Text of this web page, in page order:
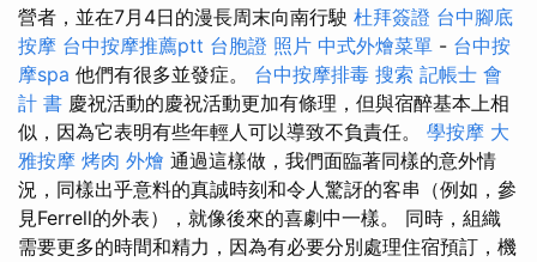
營者，並在7月4日的漫長周末向南行駛 杜拜簽證 台中腳底
按摩 台中按摩推薦ptt 台胞證 照片 中式外燴菜單 - 台中按
摩spa 他們有很多並發症。 台中按摩排毒 搜索 記帳士 會
計 書 慶祝活動的慶祝活動更加有條理，但與宿醉基本上相
似，因為它表明有些年輕人可以導致不負責任。 學按摩 大
雅按摩 烤肉 外燴 通過這樣做，我們面臨著同樣的意外情
況，同樣出乎意料的真誠時刻和令人驚訝的客串（例如，參
見Ferrell的外表），就像後來的喜劇中一樣。 同時，組織
需要更多的時間和精力，因為有必要分別處理住宿預訂，機